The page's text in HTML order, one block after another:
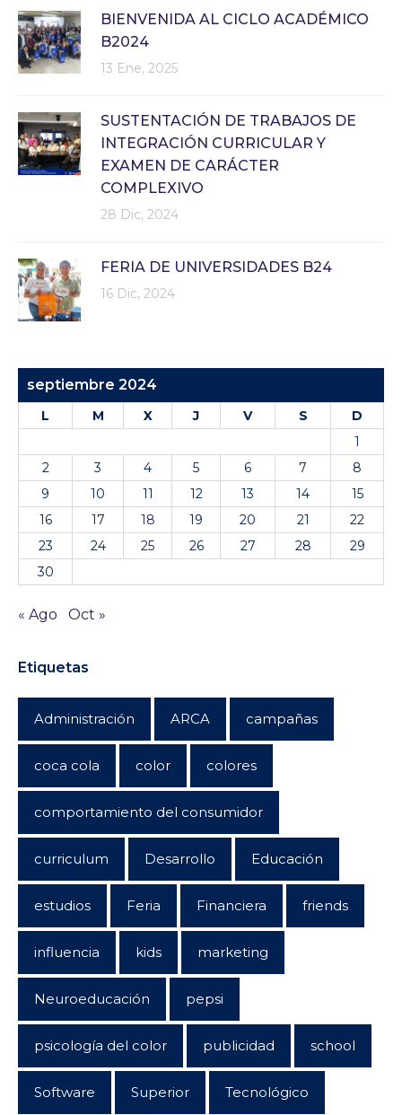
BIENVENIDA AL CICLO ACADÉMICO
B2024
13 Ene, 2025
SUSTENTACIÓN DE TRABAJOS DE
INTEGRACIÓN CURRICULAR Y
EXAMEN DE CARÁCTER
COMPLEXIVO
28 Dic, 2024
FERIA DE UNIVERSIDADES B24
16 Dic, 2024
septiembre 2024
L M X J V S
D
1
2
3 4 5 6 7
8
9
10 11 12 13 14
15
16
17 18 19 20 21
22
23
24 25 26 27 28
29
30
« Ago Oct »
Etiquetas
Administración ARCA campañas
coca cola color colores
comportamiento del consumidor
curriculum Desarrollo Educación
estudios Feria Financiera friends
influencia kids marketing
Neuroeducación pepsi
psicología del color publicidad school
Software Superior Tecnológico